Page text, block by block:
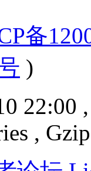
备
)
22:00
,